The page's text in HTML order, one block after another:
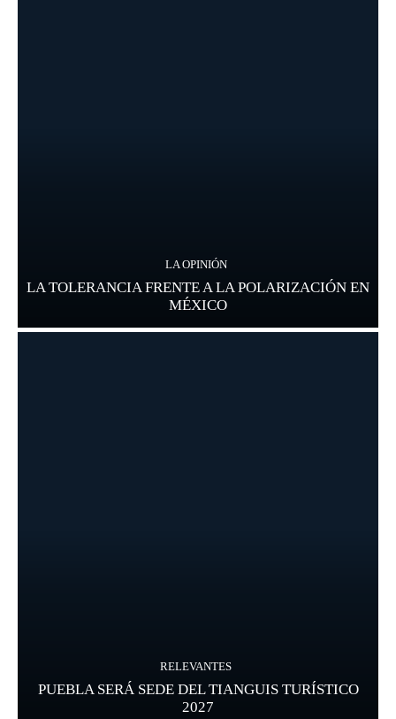
LA OPINIÓN
LA TOLERANCIA FRENTE A LA POLARIZACIÓN EN
MÉXICO
RELEVANTES
PUEBLA SERÁ SEDE DEL TIANGUIS TURÍSTICO
2027